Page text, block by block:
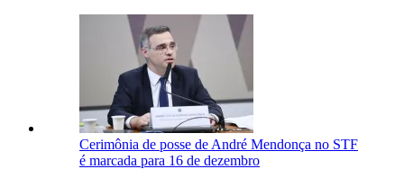
Cerimônia de posse de André Mendonça no STF
é marcada para 16 de dezembro